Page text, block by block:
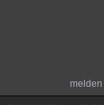
melden